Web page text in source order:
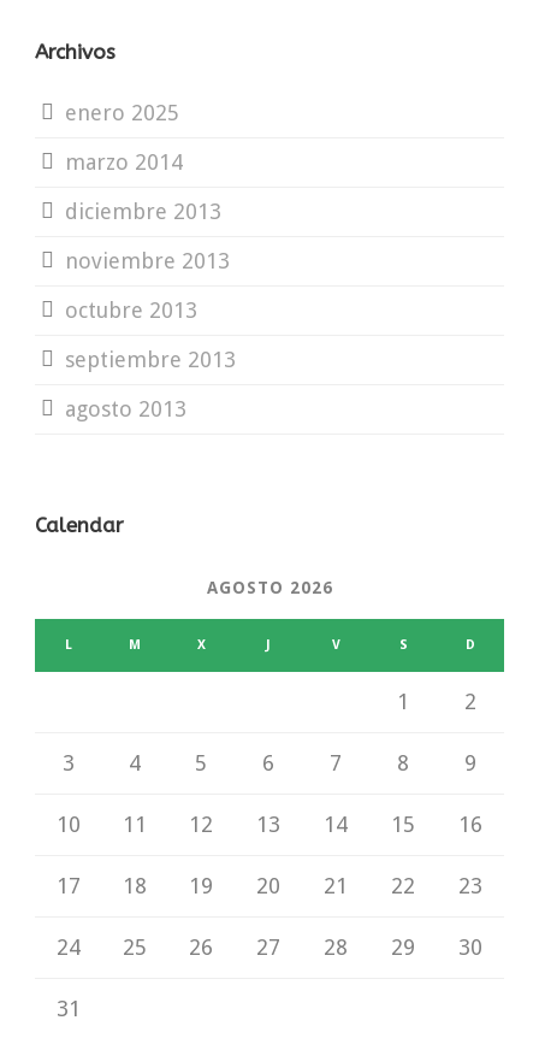
Archivos
enero 2025
marzo 2014
diciembre 2013
noviembre 2013
octubre 2013
septiembre 2013
agosto 2013
Calendar
AGOSTO 2026
L M X J V S D
1 2
3 4 5 6 7 8 9
10 11 12 13 14 15 16
17 18 19 20 21 22 23
24 25 26 27 28 29 30
31